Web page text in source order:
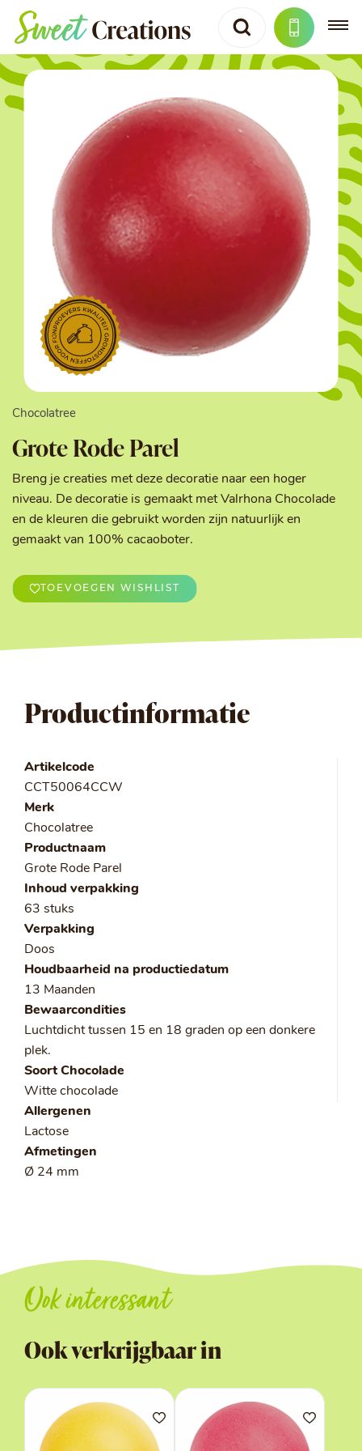
Chocolatree
Grote Rode Parel
Breng je creaties met deze decoratie naar een hoger
niveau. De decoratie is gemaakt met Valrhona Chocolade
en de kleuren die gebruikt worden zijn natuurlijk en
gemaakt van 100% cacaoboter.
TOEVOEGEN WISHLIST
Productinformatie
Artikelcode
CCT50064CCW
Merk
Chocolatree
Productnaam
Grote Rode Parel
Inhoud verpakking
63 stuks
Verpakking
Doos
Houdbaarheid na productiedatum
13 Maanden
Bewaarcondities
Luchtdicht tussen 15 en 18 graden op een donkere
plek.
Soort Chocolade
Witte chocolade
Allergenen
Lactose
Afmetingen
Ø 24 mm
Ook interessant
Ook verkrijgbaar in